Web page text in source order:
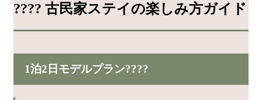
???? 古民家ステイの楽しみ方ガイド
1泊2日モデルプラン????